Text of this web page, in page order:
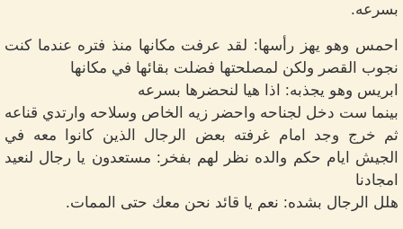
بسرعه.
احمس وهو يهز رأسها: لقد عرفت مكانها منذ فتره عندما كنت
نجوب القصر ولكن لمصلحتها فضلت بقائها في مكانها
ابريس وهو يجذبه: اذا هيا لنحضرها بسرعه
بينما ست دخل لجناحه واحضر زيه الخاص وسلاحه وارتدي قناعه
ثم خرج وجد امام غرفته بعض الرجال الذين كانوا معه في
الجيش ايام حكم والده نظر لهم بفخر: مستعدون يا رجال لنعيد
امجادنا
هلل الرجال بشده: نعم يا قائد نحن معك حتى الممات.